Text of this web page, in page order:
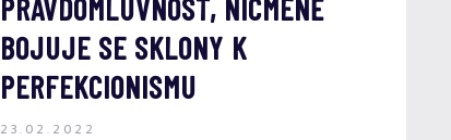
PRAVDOMLUVNOST, NICMÉNĚ
BOJUJE SE SKLONY K
PERFEKCIONISMU
23.02.2022